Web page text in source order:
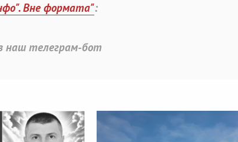
Вне формата":
наш телеграм-бот